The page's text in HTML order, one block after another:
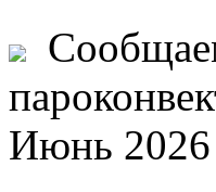
Июнь 2026